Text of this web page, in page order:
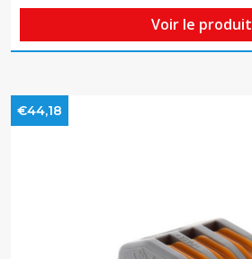
Voir le produit
€44,18